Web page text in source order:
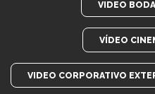
VIDEO
VÍDEO
VIDEO CORPORATIVO